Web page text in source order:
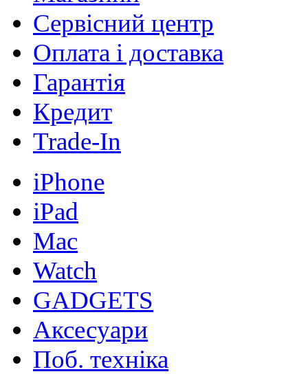
Сервісний центр
Оплата і доставка
Гарантія
Кредит
Trade-In
iPhone
iPad
Mac
Watch
GADGETS
Аксесуари
Поб. техніка